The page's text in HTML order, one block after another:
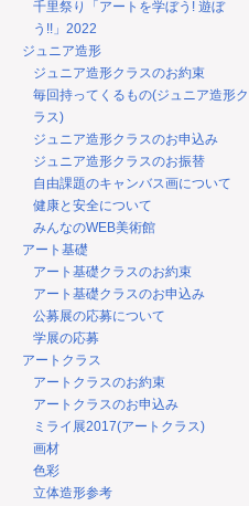
千里祭り「アートを学ぼう! 遊ぼ
う!!」2022
ジュニア造形
ジュニア造形クラスのお約束
毎回持ってくるもの(ジュニア造形ク
ラス)
ジュニア造形クラスのお申込み
ジュニア造形クラスのお振替
自由課題のキャンバス画について
健康と安全について
みんなのWEB美術館
アート基礎
アート基礎クラスのお約束
アート基礎クラスのお申込み
公募展の応募について
学展の応募
アートクラス
アートクラスのお約束
アートクラスのお申込み
ミライ展2017(アートクラス)
画材
色彩
立体造形参考